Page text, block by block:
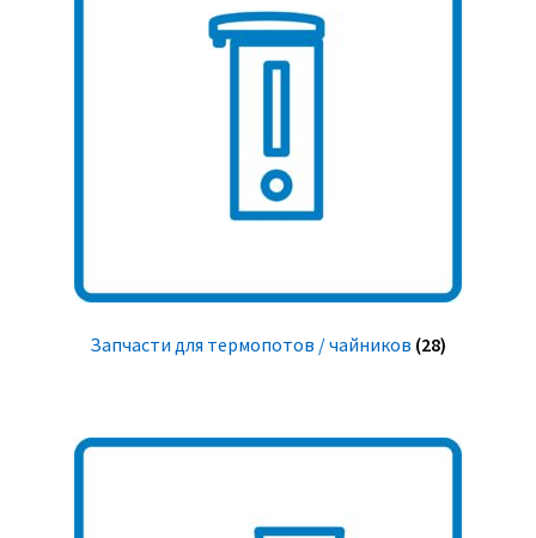
Запчасти для термопотов / чайников (28)